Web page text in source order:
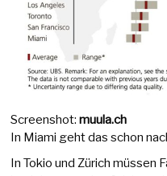
Screenshot:muula.ch
In Miami geht das schon
In Tokio und Zürich müssen